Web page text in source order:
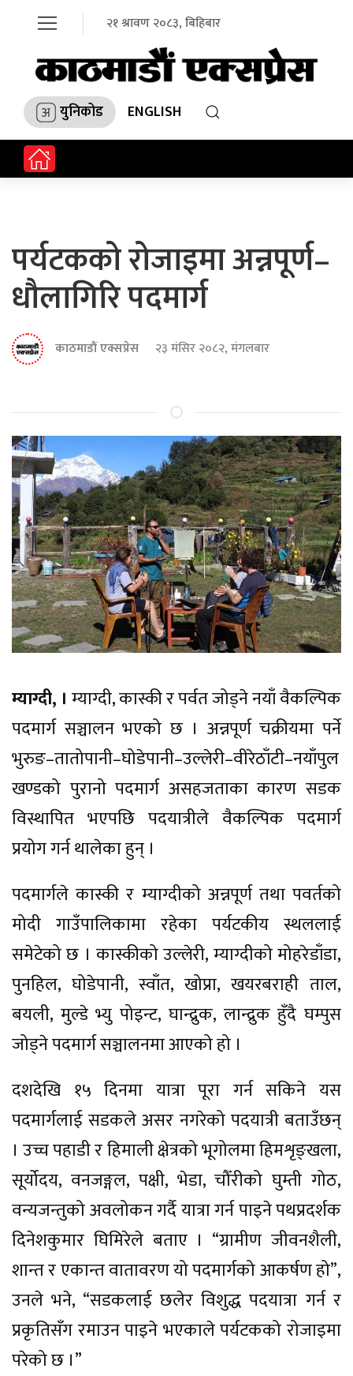
२१ श्रावण २०८३, बिहिबार
युनिकोड ENGLISH
पर्यटकको रोजाइमा अन्नपूर्ण–
धौलागिरि पदमार्ग
काठमाडौं एक्सप्रेस २३ मंसिर २०८२, मंगलबार
म्याग्दी, । म्याग्दी, कास्की र पर्वत जोड्ने नयाँ वैकल्पिक
पदमार्ग सञ्चालन भएको छ । अन्नपूर्ण चक्रीयमा पर्ने
भुरुङ–तातोपानी–घोडेपानी–उल्लेरी–वीरेठाँटी–नयाँपुल
खण्डको पुरानो पदमार्ग असहजताका कारण सडक
विस्थापित भएपछि पदयात्रीले वैकल्पिक पदमार्ग
प्रयोग गर्न थालेका हुन् ।
पदमार्गले कास्की र म्याग्दीको अन्नपूर्ण तथा पवर्तको
मोदी गाउँपालिकामा रहेका पर्यटकीय स्थललाई
समेटेको छ । कास्कीको उल्लेरी, म्याग्दीको मोहरेडाँडा,
पुनहिल, घोडेपानी, स्वाँत, खोप्रा, खयरबराही ताल,
बयली, मुल्डे भ्यु पोइन्ट, घान्द्रुक, लान्द्रुक हुँदै घम्पुस
जोड्ने पदमार्ग सञ्चालनमा आएको हो ।
दशदेखि १५ दिनमा यात्रा पूरा गर्न सकिने यस
पदमार्गलाई सडकले असर नगरेको पदयात्री बताउँछन्
। उच्च पहाडी र हिमाली क्षेत्रको भूगोलमा हिमशृङ्खला,
सूर्योदय, वनजङ्गल, पक्षी, भेडा, चौँरीको घुम्ती गोठ,
वन्यजन्तुको अवलोकन गर्दै यात्रा गर्न पाइने पथप्रदर्शक
दिनेशकुमार घिमिरेले बताए । “ग्रामीण जीवनशैली,
शान्त र एकान्त वातावरण यो पदमार्गको आकर्षण हो”,
उनले भने, “सडकलाई छलेर विशुद्ध पदयात्रा गर्न र
प्रकृतिसँग रमाउन पाइने भएकाले पर्यटकको रोजाइमा
परेको छ ।”